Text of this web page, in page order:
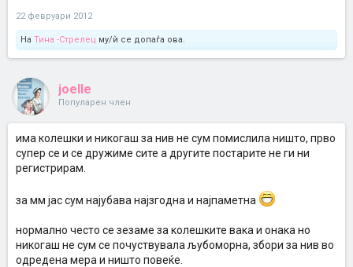
22 февруари 2012
На Тина -Стрелец му/ѝ се допаѓа ова.
joelle
Популарен член
има колешки и никогаш за нив не сум помислила ништо, прво
супер се и се дружиме сите а другите постарите не ги ни
регистрирам.
за мм јас сум најубава најзгодна и најпаметна
нормално често се зезаме за колешките вака и онака но
никогаш не сум се почуствувала љубоморна, збори за нив во
одредена мера и ништо повеќе.